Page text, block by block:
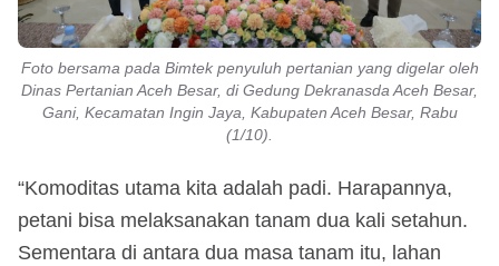
Foto bersama pada Bimtek penyuluh pertanian yang digelar oleh
Dinas Pertanian Aceh Besar, di Gedung Dekranasda Aceh Besar,
Gani, Kecamatan Ingin Jaya, Kabupaten Aceh Besar, Rabu
(1/10).
“Komoditas utama kita adalah padi. Harapannya,
petani bisa melaksanakan tanam dua kali setahun.
Sementara di antara dua masa tanam itu, lahan